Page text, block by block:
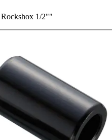
Rockshox 1/2""